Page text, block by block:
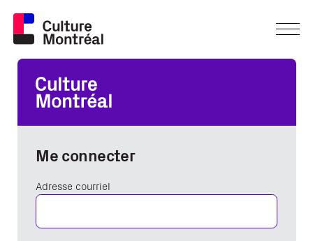
Me connecter
Adresse courriel